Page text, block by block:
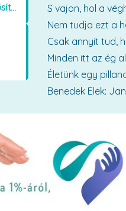
A hőségriadóra felkészülve – hűsítő fejlesztések a Szent Lajos Otthonban
S vajon, hol a
Nem tudja ezt a
Csak annyit tud,
Minden itt az ég
Életünk egy
Benedek Elek: